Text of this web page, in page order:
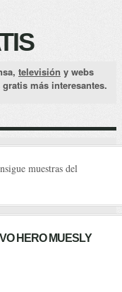
televisión y webs
más interesantes.
muestras del
HERO MUESLY